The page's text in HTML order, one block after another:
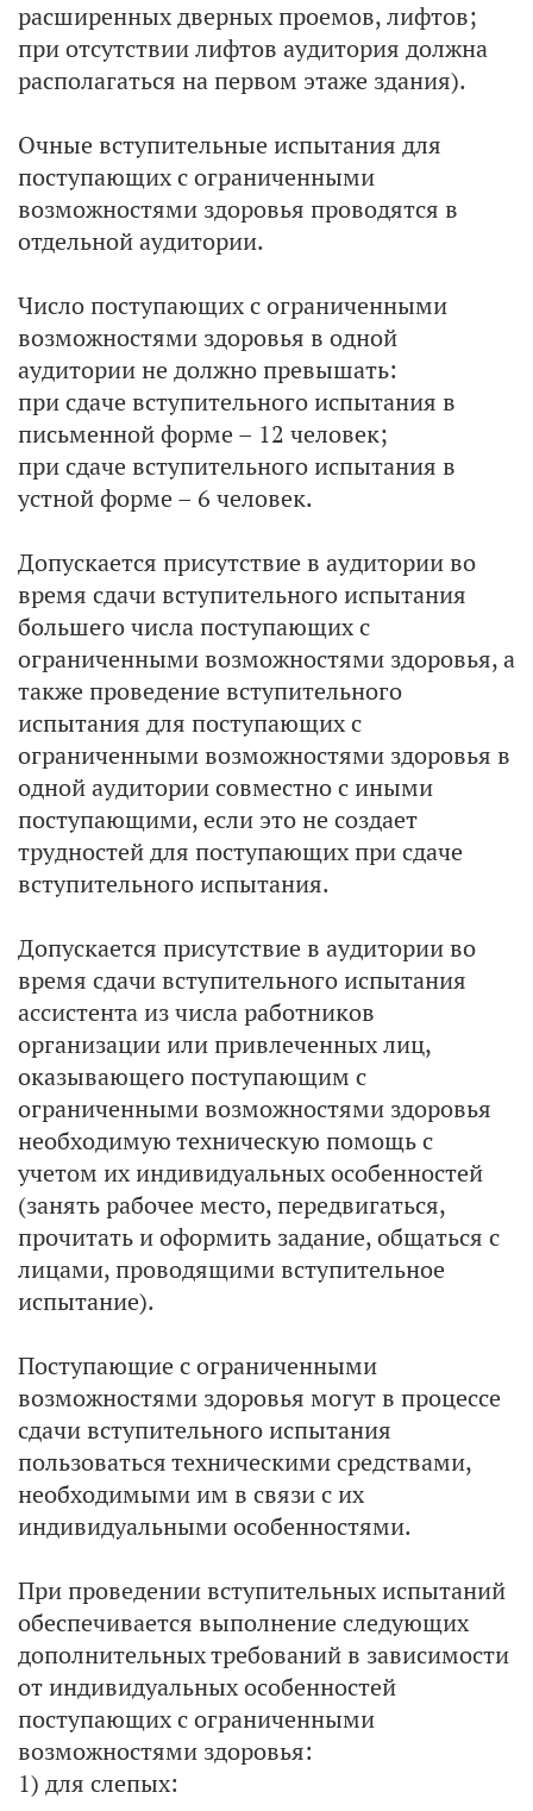
расширенных дверных проемов, лифтов;
при отсутствии лифтов аудитория должна
располагаться на первом этаже здания).
Очные вступительные испытания для
поступающих с ограниченными
возможностями здоровья проводятся в
отдельной аудитории.
Число поступающих с ограниченными
возможностями здоровья в одной
аудитории не должно превышать:
при сдаче вступительного испытания в
письменной форме – 12 человек;
при сдаче вступительного испытания в
устной форме – 6 человек.
Допускается присутствие в аудитории во
время сдачи вступительного испытания
большего числа поступающих с
ограниченными возможностями здоровья, а
также проведение вступительного
испытания для поступающих с
ограниченными возможностями здоровья в
одной аудитории совместно с иными
поступающими, если это не создает
трудностей для поступающих при сдаче
вступительного испытания.
Допускается присутствие в аудитории во
время сдачи вступительного испытания
ассистента из числа работников
организации или привлеченных лиц,
оказывающего поступающим с
ограниченными возможностями здоровья
необходимую техническую помощь с
учетом их индивидуальных особенностей
(занять рабочее место, передвигаться,
прочитать и оформить задание, общаться с
лицами, проводящими вступительное
испытание).
Поступающие с ограниченными
возможностями здоровья могут в процессе
сдачи вступительного испытания
пользоваться техническими средствами,
необходимыми им в связи с их
индивидуальными особенностями.
При проведении вступительных испытаний
обеспечивается выполнение следующих
дополнительных требований в зависимости
от индивидуальных особенностей
поступающих с ограниченными
возможностями здоровья:
1) для слепых: